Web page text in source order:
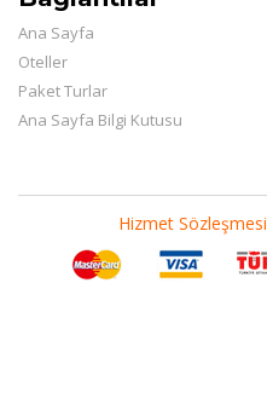
Ana Sayfa
Oteller
Paket Turlar
Ana Sayfa Bilgi Kutusu
Hizmet Sözleşmesi